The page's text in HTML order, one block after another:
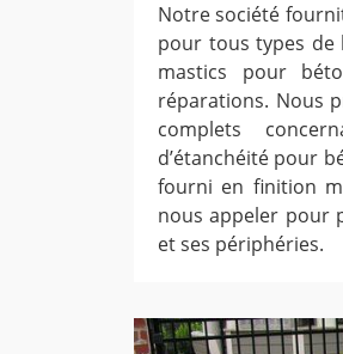
Notre société
pour tous types de
mastics pour
réparations. Nous
complets
d’étanchéité pour
fourni en finition
nous appeler pour
et ses périphéries.